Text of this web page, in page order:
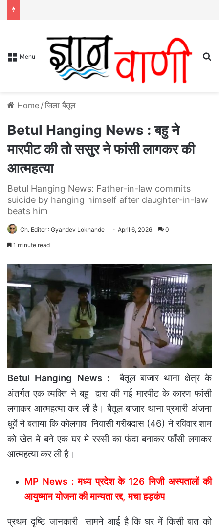
Menu
Home / जिला बैतूल
Betul Hanging News : बहु ने
मारपीट की तो ससुर ने फांसी लागकर की
आत्महत्या
Betul Hanging News: Father-in-law commits
suicide by hanging himself after daughter-in-law
beats him
Ch. Editor : Gyandev Lokhande April 6, 2026 0
1 minute read
Betul Hanging News :
बैतूल बाजार थाना क्षेत्र के
अंतर्गत एक व्यक्ति ने बहु द्वारा की गई मारपीट के कारण फांसी
लगाकर आत्महत्या कर ली है। बैतूल बाजार थाना प्रभारी अंजना
धुर्वे ने बताया कि कोलगाव निवासी गरीबदास (46) ने रविवार शाम
को खेत मे बने एक घर मे रस्सी का फंदा बनाकर फाँसी लगाकर
आत्महत्या कर ली है।
MP News : मध्य प्रदेश के 126 निजी अस्पतालों की
आयुष्मान योजना की मान्यता रद्द, मचा हड़कंप
प्रथम दृष्टि जानकारी सामने आई है कि घर में किसी बात को